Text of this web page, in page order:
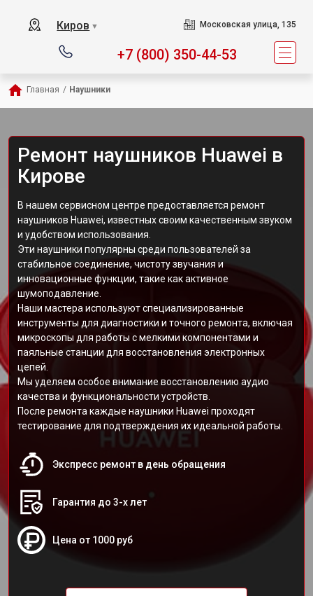
Киров ▼ Московская улица, 135
+7 (800) 350-44-53
Главная / Наушники
Ремонт наушников Huawei в
Кирове
В нашем сервисном центре предоставляется ремонт
наушников Huawei, известных своим качественным звуком
и удобством использования.
Эти наушники популярны среди пользователей за
стабильное соединение, чистоту звучания и
инновационные функции, такие как активное
шумоподавление.
Наши мастера используют специализированные
инструменты для диагностики и точного ремонта, включая
микроскопы для работы с мелкими компонентами и
паяльные станции для восстановления электронных
цепей.
Мы уделяем особое внимание восстановлению аудио
качества и функциональности устройств.
После ремонта каждые наушники Huawei проходят
тестирование для подтверждения их идеальной работы.
Экспресс ремонт в день обращения
Гарантия до 3-х лет
Цена от 1000 руб